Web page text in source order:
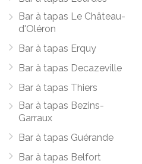
Bar à tapas Le Château-
d'Oléron
Bar à tapas Erquy
Bar à tapas Decazeville
Bar à tapas Thiers
Bar à tapas Bezins-
Garraux
Bar à tapas Guérande
Bar à tapas Belfort